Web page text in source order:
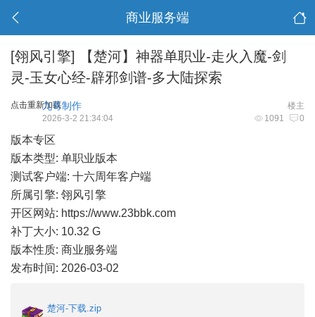
商业服务端
[翎风引擎]
【楚河】神器单职业-走火入魔-剑
灵-玉女心经-辟邪剑谱-多大陆探索
点击重新加载 楼主
九哥制作
1091 0
2026-3-2 21:34:04
版本专区
版本类型: 单职业版本
测试客户端: 十六周年客户端
所属引擎: 翎风引擎
开区网站: https://www.23bbk.com
补丁大小: 10.32 G
版本性质: 商业服务端
发布时间: 2026-03-02
楚河-下载.zip